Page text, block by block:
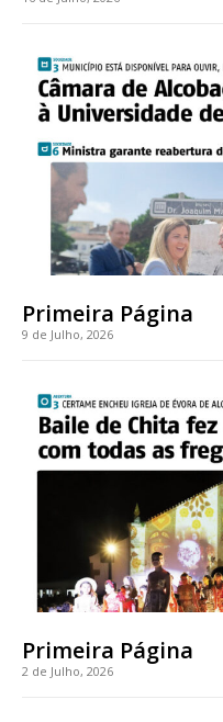
Acesso ao
Acesso aos
assinantes
Ofertas para
Primeira Página
9 de Julho, 2026
Primeira Página
2 de Julho, 2026